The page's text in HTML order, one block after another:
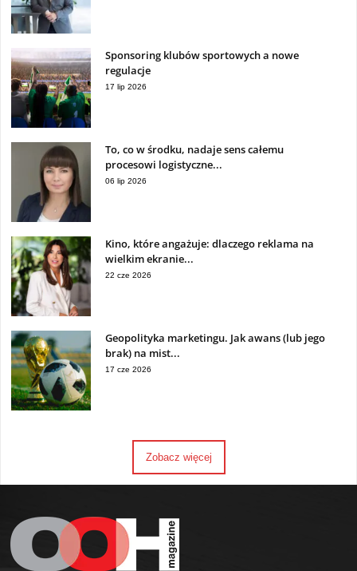
Sponsoring klubów sportowych a nowe
regulacje
17 lip 2026
To, co w środku, nadaje sens całemu
procesowi logistyczne...
06 lip 2026
Kino, które angażuje: dlaczego reklama na
wielkim ekranie...
22 cze 2026
Geopolityka marketingu. Jak awans (lub jego
brak) na mist...
17 cze 2026
Zobacz więcej